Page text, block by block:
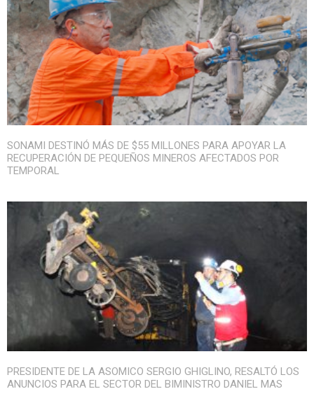
SONAMI DESTINÓ MÁS DE $55 MILLONES PARA APOYAR LA
RECUPERACIÓN DE PEQUEÑOS MINEROS AFECTADOS POR
TEMPORAL
PRESIDENTE DE LA ASOMICO SERGIO GHIGLINO, RESALTÓ LOS
ANUNCIOS PARA EL SECTOR DEL BIMINISTRO DANIEL MAS